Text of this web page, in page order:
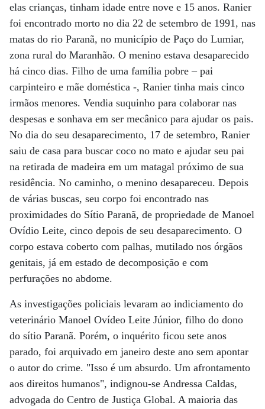
elas crianças, tinham idade entre nove e 15 anos. Ranier
foi encontrado morto no dia 22 de setembro de 1991, nas
matas do rio Paranã, no município de Paço do Lumiar,
zona rural do Maranhão. O menino estava desaparecido
há cinco dias. Filho de uma família pobre – pai
carpinteiro e mãe doméstica -, Ranier tinha mais cinco
irmãos menores. Vendia suquinho para colaborar nas
despesas e sonhava em ser mecânico para ajudar os pais.
No dia do seu desaparecimento, 17 de setembro, Ranier
saiu de casa para buscar coco no mato e ajudar seu pai
na retirada de madeira em um matagal próximo de sua
residência. No caminho, o menino desapareceu. Depois
de várias buscas, seu corpo foi encontrado nas
proximidades do Sítio Paranã, de propriedade de Manoel
Ovídio Leite, cinco depois de seu desaparecimento. O
corpo estava coberto com palhas, mutilado nos órgãos
genitais, já em estado de decomposição e com
perfurações no abdome.
As investigações policiais levaram ao indiciamento do
veterinário Manoel Ovídeo Leite Júnior, filho do dono
do sítio Paranã. Porém, o inquérito ficou sete anos
parado, foi arquivado em janeiro deste ano sem apontar
o autor do crime. "Isso é um absurdo. Um afrontamento
aos direitos humanos", indignou-se Andressa Caldas,
advogada do Centro de Justiça Global. A maioria das